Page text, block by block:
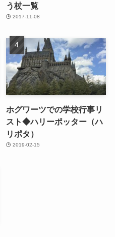
う杖一覧
2017-11-08
ホグワーツでの学校行事リ
スト◆ハリーポッター（ハ
リポタ）
2019-02-15